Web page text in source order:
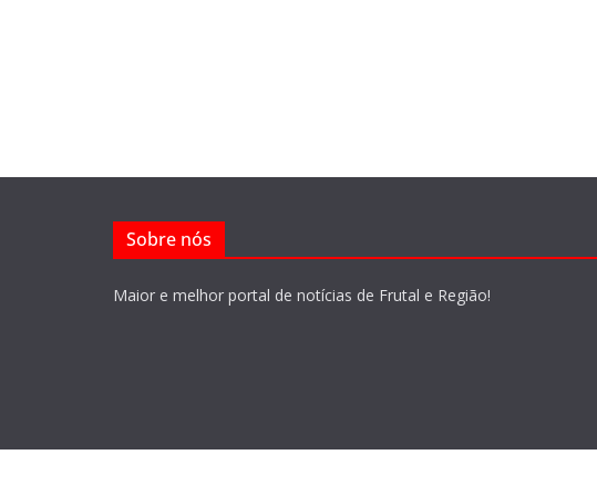
Sobre nós
Maior e melhor portal de notícias de Frutal e Região!